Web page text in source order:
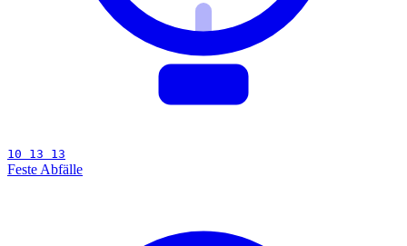
10 13 13
Feste Abfälle